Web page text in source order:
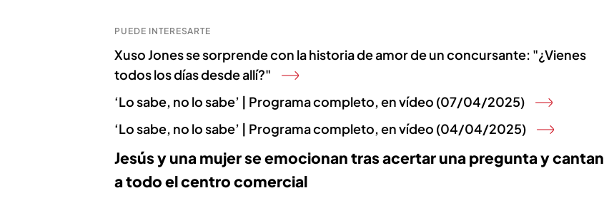
PUEDE INTERESARTE
Xuso Jones se sorprende con la historia de amor de un concursante: "¿Vienes
todos los días desde allí?"
‘Lo sabe, no lo sabe’ | Programa completo, en vídeo (07/04/2025)
‘Lo sabe, no lo sabe’ | Programa completo, en vídeo (04/04/2025)
Jesús y una mujer se emocionan tras acertar una pregunta y cantan
a todo el centro comercial